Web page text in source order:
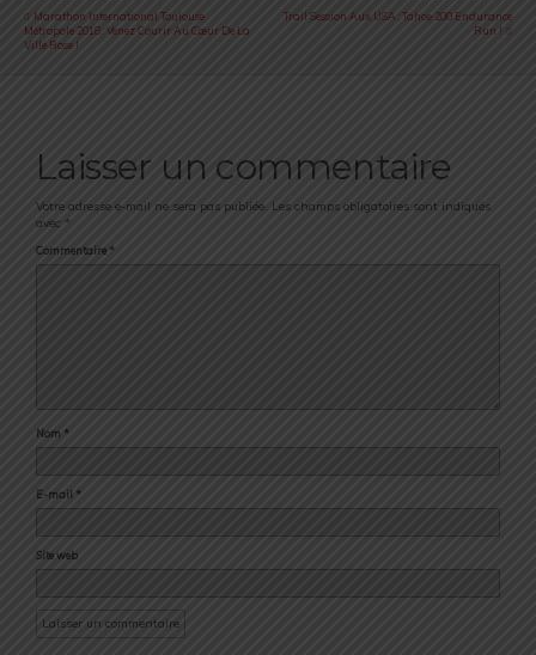
Marathon International Toulouse
Métropole 2018 : Venez Courir Au Cœur De La
Ville Rose !
Trail Session Aux USA : Tahoe 200 Endurance
Run !
Laisser un commentaire
Votre adresse e-mail ne sera pas publiée. Les champs obligatoires sont indiqués
avec *
Commentaire *
Nom *
E-mail *
Site web